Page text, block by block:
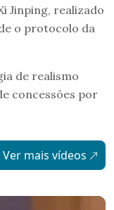
Jinping, realizado
o protocolo da
de realismo
concessões por
Ver mais vídeos